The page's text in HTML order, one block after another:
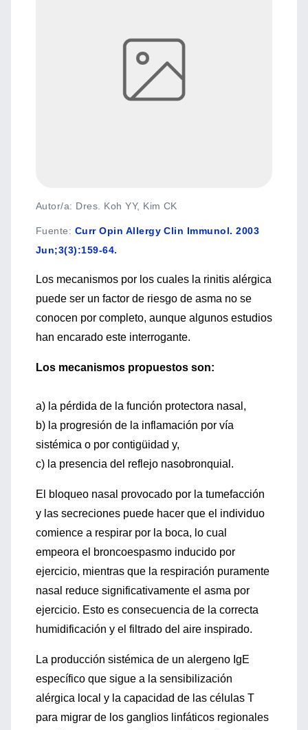
Autor/a: Dres. Koh YY, Kim CK
Fuente: Curr Opin Allergy Clin Immunol. 2003
Jun;3(3):159-64.
Los mecanismos por los cuales la rinitis alérgica
puede ser un factor de riesgo de asma no se
conocen por completo, aunque algunos estudios
han encarado este interrogante.
Los mecanismos propuestos son:
a) la pérdida de la función protectora nasal,
b) la progresión de la inflamación por vía
sistémica o por contigüidad y,
c) la presencia del reflejo nasobronquial.
El bloqueo nasal provocado por la tumefacción
y las secreciones puede hacer que el individuo
comience a respirar por la boca, lo cual
empeora el broncoespasmo inducido por
ejercicio, mientras que la respiración puramente
nasal reduce significativamente el asma por
ejercicio. Esto es consecuencia de la correcta
humidificación y el filtrado del aire inspirado.
La producción sistémica de un alergeno IgE
específico que sigue a la sensibilización
alérgica local y la capacidad de las células T
para migrar de los ganglios linfáticos regionales